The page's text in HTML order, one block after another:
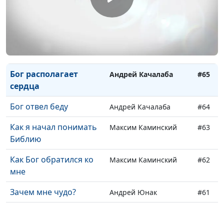
Исцеление от рака Андрей Качалаба #66
Бог располагает
сердца
Андрей Качалаба #65
Бог отвел беду Андрей Качалаба #64
Как я начал понимать
Библию
Максим Каминский #63
Как Бог обратился ко
мне
Максим Каминский #62
Зачем мне чудо? Андрей Юнак #61